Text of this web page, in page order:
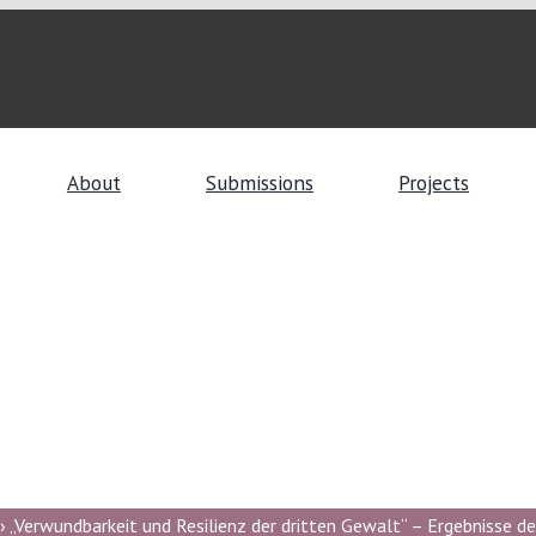
About Submissions Projects
„Verwundbarkeit und Resilienz der dritten Gewalt“ – Ergebnisse